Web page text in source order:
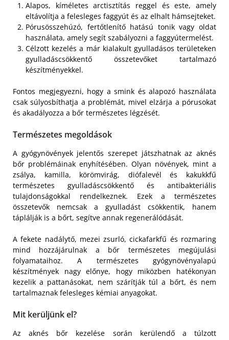
Alapos, kíméletes arctisztítás reggel és este, amely
eltávolítja a felesleges faggyút és az elhalt hámsejteket.
Pórusösszehúzó, fertőtlenítő hatású tonik vagy oldat
használata, amely segít szabályozni a faggyútermelést.
Célzott kezelés a már kialakult gyulladásos területeken
gyulladáscsökkentő összetevőket tartalmazó
készítményekkel.
Fontos megjegyezni, hogy a smink és alapozó használata
csak súlyosbíthatja a problémát, mivel elzárja a pórusokat
és akadályozza a bőr természetes légzését.
Természetes megoldások
A gyógynövények jelentős szerepet játszhatnak az aknés
bőr problémáinak enyhítésében. Olyan növények, mint a
zsálya, kamilla, körömvirág, diófalevél és kakukkfű
természetes gyulladáscsökkentő és antibakteriális
tulajdonságokkal rendelkeznek. Ezek a természetes
összetevők nemcsak a gyulladást csökkentik, hanem
táplálják is a bőrt, segítve annak regenerálódását.
A fekete nadálytő, mezei zsurló, cickafarkfű és rozmaring
mind hozzájárulnak a bőr természetes megújulási
folyamataihoz. A természetes gyógynövényalapú
készítmények nagy előnye, hogy miközben hatékonyan
kezelik a pattanásokat, nem szárítják túl a bőrt, és nem
tartalmaznak felesleges kémiai anyagokat.
Mit kerüljünk el?
Az aknés bőr kezelése során kerülendő a túlzott